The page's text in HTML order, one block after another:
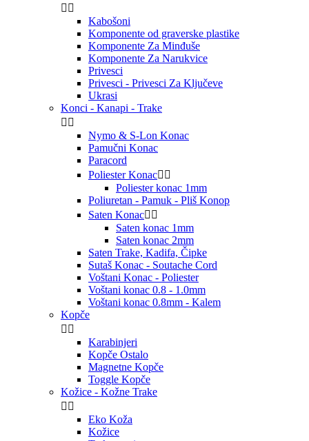
 
Kabošoni
Komponente od graverske plastike
Komponente Za Minđuše
Komponente Za Narukvice
Privesci
Privesci - Privesci Za Ključeve
Ukrasi
Konci - Kanapi - Trake
 
Nymo & S-Lon Konac
Pamučni Konac
Paracord
Poliester Konac 
Poliester konac 1mm
Poliuretan - Pamuk - Pliš Konop
Saten Konac 
Saten konac 1mm
Saten konac 2mm
Saten Trake, Kadifa, Čipke
Sutaš Konac - Soutache Cord
Voštani Konac - Poliester
Voštani konac 0.8 - 1.0mm
Voštani konac 0.8mm - Kalem
Kopče
 
Karabinjeri
Kopče Ostalo
Magnetne Kopče
Toggle Kopče
Kožice - Kožne Trake
 
Eko Koža
Kožice